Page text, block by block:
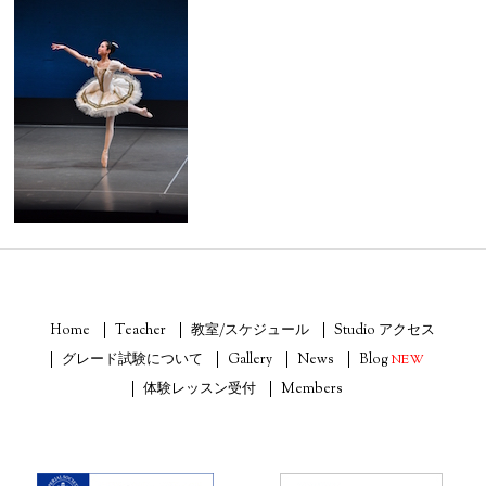
Home Teacher 教室/スケジュール
Studio アクセス
グレード試験について
Gallery News BlogNEW
体験レッスン受付
Members